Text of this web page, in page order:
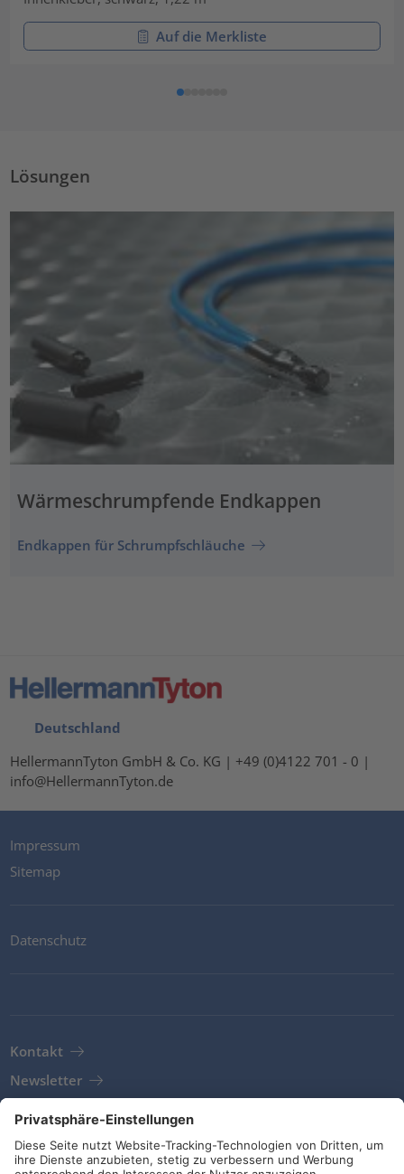
Auf die Merkliste
Lösungen
Wärmeschrumpfende Endkappen
Endkappen für Schrumpfschläuche
Deutschland
HellermannTyton GmbH & Co. KG | +49 (0)4122 701 - 0 |
info@HellermannTyton.de
Impressum
Sitemap
Datenschutz
Kontakt
Newsletter
AGB